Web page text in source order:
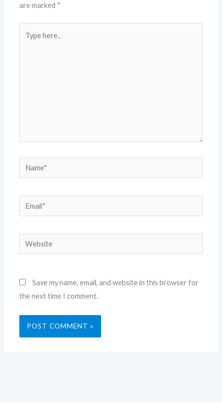
are marked *
here..
Name*
Email*
Website
Save my name, email, and website in this browser for
the next time I comment.